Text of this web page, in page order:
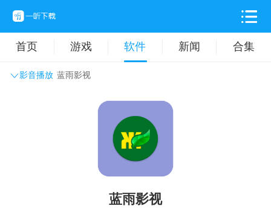
首页 游戏 软件 新闻 合集
影音播放 蓝雨影视
主题壁纸 旅游出行
拍摄美化 时尚购物
蓝雨影视